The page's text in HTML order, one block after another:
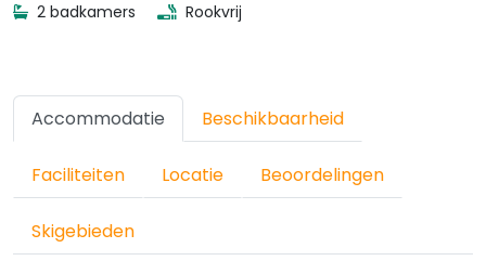
2 badkamers
Rookvrij
Accommodatie Beschikbaarheid
Faciliteiten Locatie Beoordelingen
Skigebieden